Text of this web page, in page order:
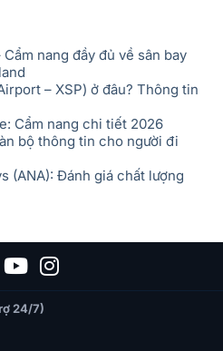
nang đầy đủ về sân bay
– XSP) ở đâu? Thông tin
Cẩm nang chi tiết 2026
bộ thông tin cho người đi
(ANA): Đánh giá chất lượng
24/7)